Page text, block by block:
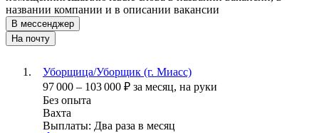
названии компании и в описании вакансии
В мессенджер
На почту
Уборщица/Уборщик (г. Миасс)
97 000 – 103 000 ₽ за месяц, на руки
Без опыта
Вахта
Выплаты: Два раза в месяц